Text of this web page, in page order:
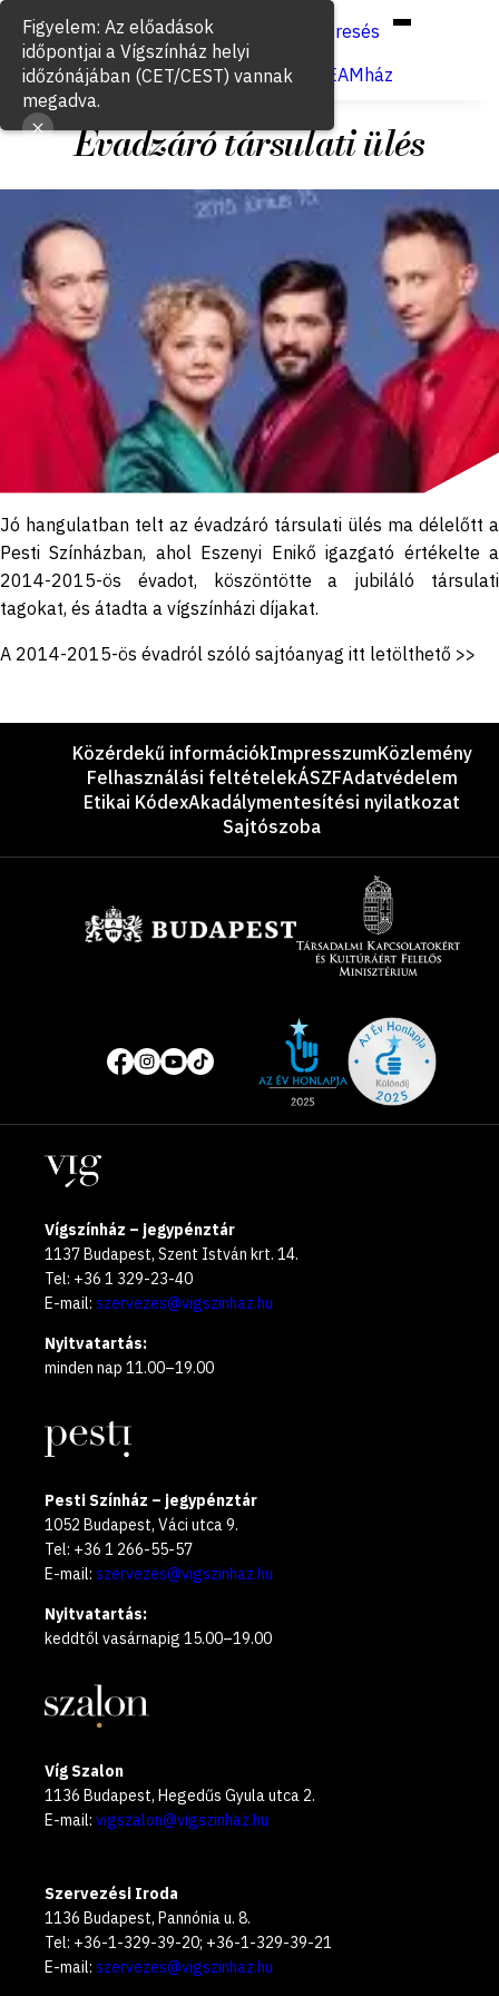
Keresés
Jegyvásárlás
VígSTREAMház
Évadzáró társulati ülés
2015. június 15.
Jó hangulatban telt az évadzáró társulati ülés ma délelőtt a
Pesti Színházban, ahol Eszenyi Enikő igazgató értékelte a
2014-2015-ös évadot, köszöntötte a jubiláló társulati
tagokat, és átadta a vígszínházi díjakat.
A 2014-2015-ös évadról szóló sajtóanyag itt letölthető >>
LáblécKözérdekű információkImpresszumKözlemény
Felhasználási feltételekÁSZFAdatvédelem
Etikai KódexAkadálymentesítési nyilatkozat
Sajtószoba
Közösségi
média
oldalak
of
year
Helyszínek
Vígszínház – jegypénztár
1137 Budapest, Szent István krt. 14.
Tel: +36 1 329-23-40
E-mail: szervezes@vigszinhaz.hu
Nyitvatartás:
minden nap 11.00–19.00
Pesti Színház – jegypénztár
1052 Budapest, Váci utca 9.
Tel: +36 1 266-55-57
E-mail: szervezes@vigszinhaz.hu
Nyitvatartás:
keddtől vasárnapig 15.00–19.00
Víg Szalon
1136 Budapest, Hegedűs Gyula utca 2.
E-mail: vigszalon@vigszinhaz.hu
Szervezési Iroda
1136 Budapest, Pannónia u. 8.
Tel: +36-1-329-39-20; +36-1-329-39-21
E-mail: szervezes@vigszinhaz.hu
Figyelem: Az előadások
időpontjai a Vígszínház helyi
időzónájában (CET/CEST) vannak
megadva.